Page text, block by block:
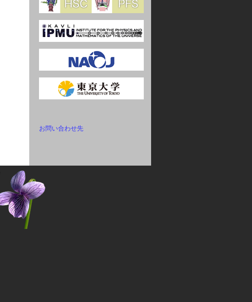
お問い合わせ先